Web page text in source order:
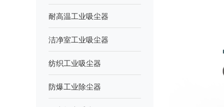
耐高温工业吸尘器
洁净室工业吸尘器
纺织工业吸尘器
防爆工业除尘器